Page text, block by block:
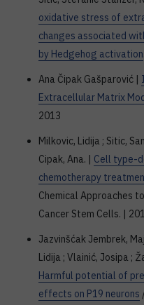
oxidative stress of
changes associated
by Hedgehog activation
Ana Čipak Gašparović |
Extracellular Matrix
2013
Milkovic, Lidija ; Sitic,
Cipak, Ana. | Cell type-
chemotherapy
Chemical Approaches
Cancer Stem Cells. |
Jazvinšćak Jembrek,
Lidija ; Vlainić, Josipa ;
Harmful potential of
effects on P19 neurons